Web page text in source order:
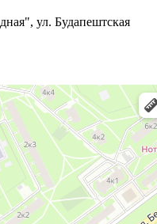
ул. Будапештская